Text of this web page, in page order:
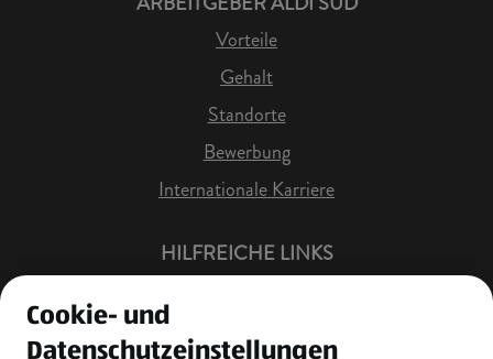
Vorteile
Gehalt
Standorte
Bewerbung
Internationale Karriere
HILFREICHE LINKS
Job Benachrichtigung
Cookie- und
Datenschutzeinstellungen